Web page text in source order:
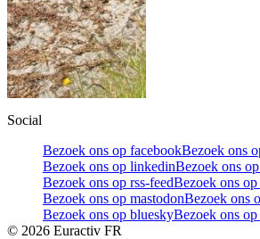
Social
Bezoek ons op facebookBezoek ons
Bezoek ons op linkedinBezoek ons
Bezoek ons op rss-feedBezoek ons
Bezoek ons op mastodonBezoek ons
Bezoek ons op blueskyBezoek ons op
© 2026 Euractiv FR